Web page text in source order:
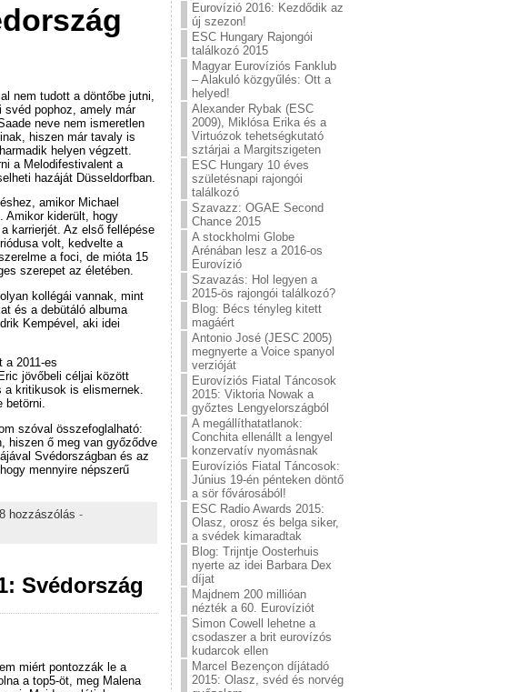
nem tudott a döntőbe jutni,
pophoz, amely már
neve nem ismeretlen
hiszen már tavaly is
helyen végzett.
a Melodifestivalent a
hazáját Düsseldorfban.
amikor Michael
Amikor kiderült, hogy
karrierjét. Az első fellépése
volt, kedvelte a
a foci, de mióta 15
szerepet az életében.
kollégái vannak, mint
és a debütáló albuma
Kempével, aki idei
a 2011-es
jövőbeli céljai között
kritikusok is elismernek.
szóval összefoglalható:
hiszen ő meg van győződve
Svédországban és az
mennyire népszerű
hozzászólás -
Svédország
miért pontozzák le a
a top5-öt, meg Malena
Eurovízió 2016: Kezdődik az
új szezon!
ESC Hungary Rajongói
találkozó 2015
Magyar Eurovíziós Fanklub
– Alakuló közgyűlés: Ott a
helyed!
Alexander Rybak (ESC
2009), Miklósa Erika és a
Virtuózok tehetségkutató
sztárjai a Margitszigeten
ESC Hungary 10 éves
születésnapi rajongói
találkozó
Szavazz: OGAE Second
Chance 2015
A stockholmi Globe
Arénában lesz a 2016-os
Eurovízió
Szavazás: Hol legyen a
2015-ös rajongói találkozó?
Blog: Bécs tényleg kitett
magáért
Antonio José (JESC 2005)
megnyerte a Voice spanyol
verzióját
Eurovíziós Fiatal Táncosok
2015: Viktoria Nowak a
győztes Lengyelországból
A megállíthatatlanok:
Conchita ellenállt a lengyel
konzervatív nyomásnak
Eurovíziós Fiatal Táncosok:
Június 19-én pénteken döntő
a sör fővárosából!
ESC Radio Awards 2015:
Olasz, orosz és belga siker,
a svédek kimaradtak
Blog: Trijntje Oosterhuis
nyerte az idei Barbara Dex
díjat
Majdnem 200 millióan
nézték a 60. Eurovíziót
Simon Cowell lehetne a
csodaszer a brit eurovízós
kudarcok ellen
Marcel Bezençon díjátadó
2015: Olasz, svéd és norvég